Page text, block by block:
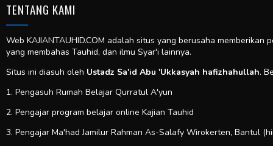
TENTANG KAMI
Web KAJIANTAUHID.COM adalah situs yang berusaha
yang membahas Tauhid, dan ilmu Syar'i lainnya.
Situs ini diasuh oleh Ustadz Sa'id Abu 'Ukkasyah hafizhahullah.
1. Pengasuh Rumah Belajar Qurratul A'yun
2. Pengajar program belajar online Kajian Tauhid
3. Pengajar Ma'had Jamilur Rahman As-Salafy Wirokerten, Bantul